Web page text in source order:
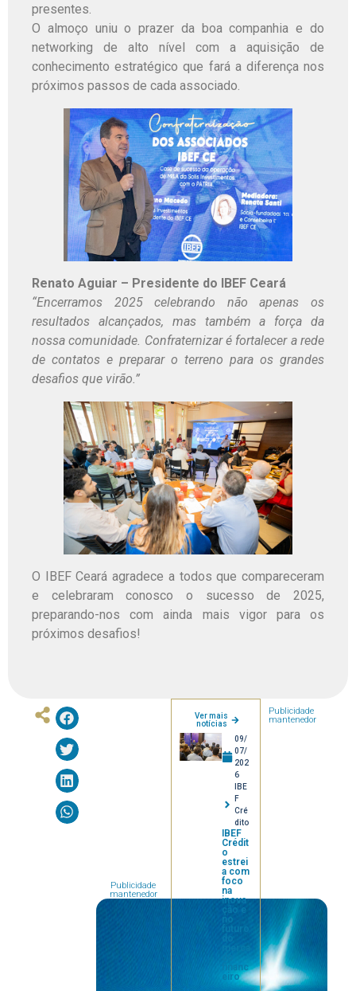
presentes.
O almoço uniu o prazer da boa companhia e do
networking de alto nível com a aquisição de
conhecimento estratégico que fará a diferença nos
próximos passos de cada associado.
Renato Aguiar – Presidente do IBEF Ceará
“Encerramos 2025 celebrando não apenas os
resultados alcançados, mas também a força da
nossa comunidade. Confraternizar é fortalecer a rede
de contatos e preparar o terreno para os grandes
desafios que virão.”
O IBEF Ceará agradece a todos que compareceram
e celebraram conosco o sucesso de 2025,
preparando-nos com ainda mais vigor para os
próximos desafios!
Publicidade
mantenedor
Ver mais
notícias
09/
07/
202
6
IBE
F
Cré
dito
IBEF
Crédit
o
estrei
a com
foco
na
inova
ção e
no
futuro
do
merca
financ
eiro
Publicidade
mantenedor